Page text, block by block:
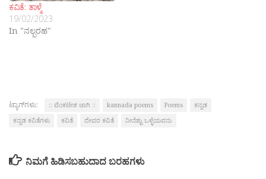
ಕವಿತೆ: ತಾಳ್ಮೆ
19/02/2023
In "ನಲ್ಬರಹ"
ಟ್ಯಾಗ್‌ಗಳು: :: ವೆಂಕಟೇಶ ಚಾಗಿ :: kannada poems Poems
ಕನ್ನಡ
ಕನ್ನಡ ಕವಿತೆಗಳು
ಕವಿತೆ ದೇವರ ಕವಿತೆ ನೀನೆಶ್ಟು ಒಳ್ಳೆಯವನು
ನಿಮಗೆ ಹಿಡಿಸಬಹುದಾದ ಬರಹಗಳು